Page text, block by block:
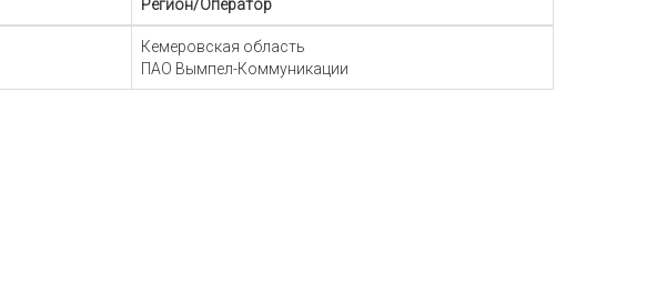
Регион/Оператор
Кемеровская область
ПАО Вымпел-Коммуникации